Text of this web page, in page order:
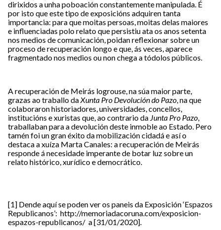
dirixidos a unha poboación constantemente manipulada. É
por isto que este tipo de exposicións adquiren tanta
importancia: para que moitas persoas, moitas delas maiores
e influenciadas polo relato que persistiu ata os anos setenta
nos medios de comunicación, poidan reflexionar sobre un
proceso de recuperación longo e que, ás veces, aparece
fragmentado nos medios ou non chega a tódolos públicos.
A recuperación de Meirás logrouse, na súa maior parte,
grazas ao traballo daXunta Pro Devolución do Pazo, na que
colaboraron historiadores, universidades, concellos,
institucións e xuristas que, ao contrario da Junta Pro Pazo,
traballaban para a devolución deste inmoble ao Estado. Pero
tamén foi un gran éxito da mobilización cidadá e así o
destaca a xuíza Marta Canales: a recuperación de Meirás
responde á necesidade imperante de botar luz sobre un
relato histórico, xurídico e democrático.
[1] Dende aquí se poden ver os paneis da Exposición ‘Espazos
Republicanos’: http://memoriadacoruna.com/exposicion-
espazos-republicanos/ a [31/01/2020].